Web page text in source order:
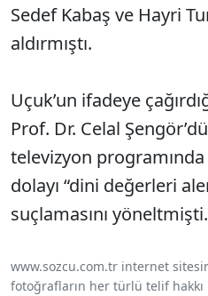
Sedef Kabaş ve Hayri
aldırmıştı.
Uçuk’un ifadeye
Prof. Dr. Celal
televizyon
dolayı “dini değerleri
suçlamasını yöneltmişti.
www.sozcu.com.tr internet
fotoğrafların her türlü telif hakkı